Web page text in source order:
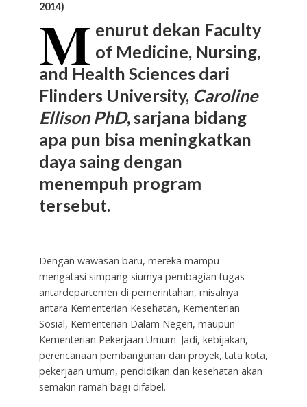
2014)
M enurut dekan Faculty
of Medicine, Nursing,
and Health Sciences dari
Flinders University, Caroline
Ellison PhD, sarjana bidang
apa pun bisa meningkatkan
daya saing dengan
menempuh program
tersebut.
Dengan wawasan baru, mereka mampu
mengatasi simpang siurnya pembagian tugas
antardepartemen di pemerintahan, misalnya
antara Kementerian Kesehatan, Kementerian
Sosial, Kementerian Dalam Negeri, maupun
Kementerian Pekerjaan Umum. Jadi, kebijakan,
perencanaan pembangunan dan proyek, tata kota,
pekerjaan umum, pendidikan dan kesehatan akan
semakin ramah bagi difabel.